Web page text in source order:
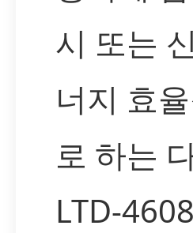
시 또는
너지 효
로 하는
LTD-